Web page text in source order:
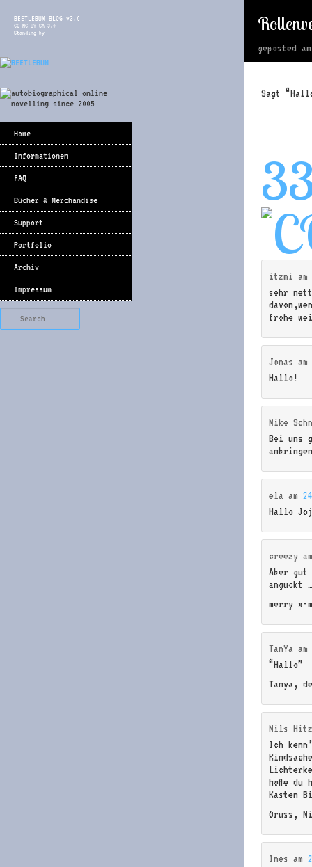
BEETLEBUM BLOG v3.0
CC NC-BY-SA 3.0
Standing by
Home
Informationen
FAQ
Bücher & Merchandise
Support
Portfolio
Archiv
Impressum
geposted
Sagt
itzmi am
sehr
frohe
Jonas am
Hallo!
Mike
Bei uns
ela am
Hallo
creezy
Aber
anguckt …
merry x-
TanYa am
“Hallo”
Tanya,
Nils
Ich
hoffe du
Kasten
Gruss,
Ines am